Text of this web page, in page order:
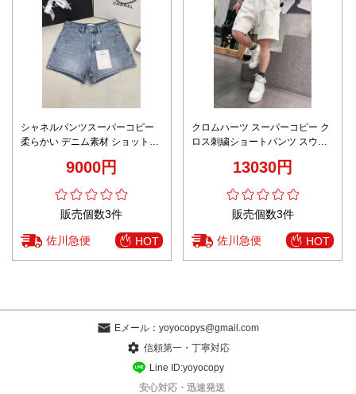
シャネルパンツスーパーコピー
柔らかい デニム素材 ショットパ
9000円
販売個数3件
佐川急便 HOT
クロムハーツ スーパーコピー ク
ロス刺繍ショートパンツ スウェ
13030円
販売個数3件
佐川急便 HOT
Eメール： yoyocopys@gmail.com
信頼第一・丁寧対応
Line ID:yoyocopy
安心対応・迅速発送